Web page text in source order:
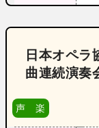
日本オペラ
曲連続演奏
声 楽